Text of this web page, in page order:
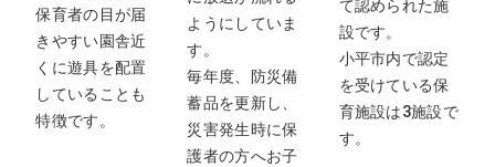
保育者の目が届
きやすい園舎近
くに遊具を配置
していることも
特徴です。
ようにしていま
す。
毎年度、防災備
蓄品を更新し、
災害発生時に保
護者の方へお子
て認められた施
設です。
小平市内で認定
を受けている保
育施設は3施設で
す。